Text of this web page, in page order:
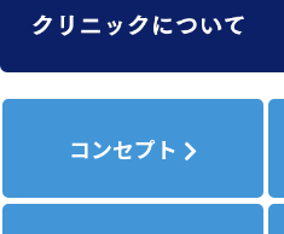
コンセプト